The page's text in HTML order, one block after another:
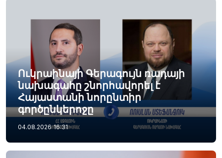
Ուկրաինայի Գերագույն ռադայի
նախագահը շնորհավորել է
Հայաստանի նորընտիր
գործընկերոջը
04.08.2026 16:31